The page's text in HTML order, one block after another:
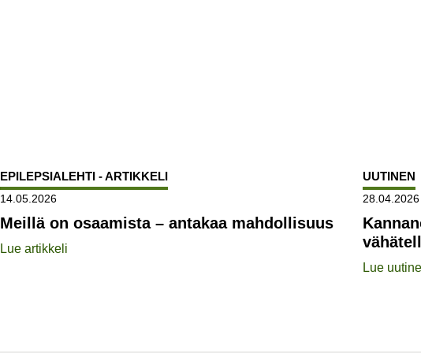
EPILEPSIALEHTI - ARTIKKELI
14.05.2026
Meillä on osaamista – antakaa mahdollisuus
Lue artikkeli
UUTINEN
28.04.2026
Lue